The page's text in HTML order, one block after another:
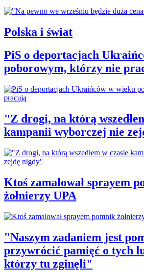
Polska i świat
PiS o deportacjach
poborowym, którzy nie
"Z drogi, na którą
kampanii wyborczej nie
Ktoś zamalował sprayem
żołnierzy UPA
"Naszym zadaniem jest
przywrócić pamięć o tych
którzy tu zginęli"